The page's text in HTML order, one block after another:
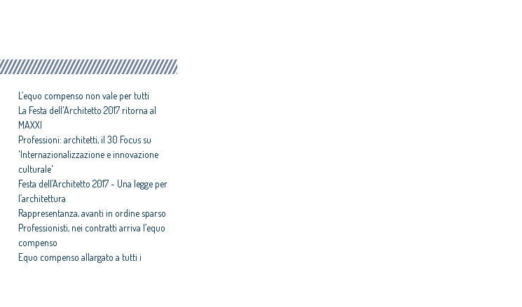
L’equo compenso non vale per tutti
La Festa dell'Architetto 2017 ritorna al
MAXXI
Professioni: architetti, il 30 Focus su
'Internazionalizzazione e innovazione
culturale'
Festa dell’Architetto 2017 - Una legge per
l’architettura
Rappresentanza, avanti in ordine sparso
Professionisti, nei contratti arriva l’equo
compenso
Equo compenso allargato a tutti i